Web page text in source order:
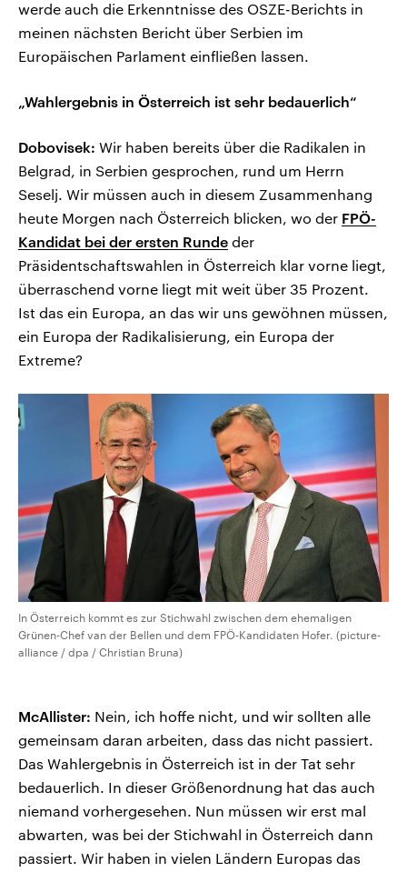
werde auch die Erkenntnisse des OSZE-Berichts in
meinen nächsten Bericht über Serbien im
Europäischen Parlament einfließen lassen.
„Wahlergebnis in Österreich ist sehr bedauerlich“
Dobovisek: Wir haben bereits über die Radikalen in
Belgrad, in Serbien gesprochen, rund um Herrn
Seselj. Wir müssen auch in diesem Zusammenhang
heute Morgen nach Österreich blicken, wo der FPÖ-
Kandidat bei der ersten Runde der
Präsidentschaftswahlen in Österreich klar vorne liegt,
überraschend vorne liegt mit weit über 35 Prozent.
Ist das ein Europa, an das wir uns gewöhnen müssen,
ein Europa der Radikalisierung, ein Europa der
Extreme?
In Österreich kommt es zur Stichwahl zwischen dem ehemaligen
Grünen-Chef van der Bellen und dem FPÖ-Kandidaten Hofer. (picture-
alliance / dpa / Christian Bruna)
McAllister: Nein, ich hoffe nicht, und wir sollten alle
gemeinsam daran arbeiten, dass das nicht passiert.
Das Wahlergebnis in Österreich ist in der Tat sehr
bedauerlich. In dieser Größenordnung hat das auch
niemand vorhergesehen. Nun müssen wir erst mal
abwarten, was bei der Stichwahl in Österreich dann
passiert. Wir haben in vielen Ländern Europas das